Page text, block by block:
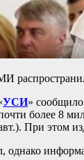
УСИ»
более 8
При этом
однако